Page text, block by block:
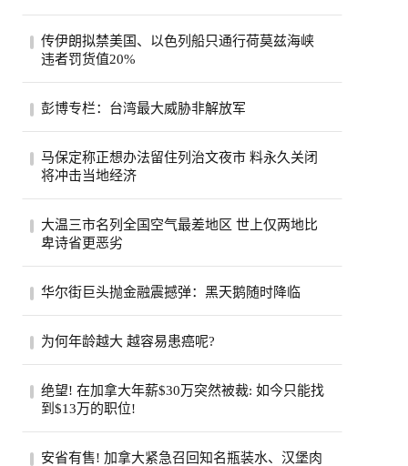
然把香港豪门圈炸开了锅。8月6日，有网友
在社...
传伊朗拟禁美国、以色列船只通行荷莫兹海峡
违者罚货值20%
半官方媒体法斯通讯社（Fars）引述一名议
彭博专栏：台湾最大威胁非解放军
台湾民众更该担心中共的认知作战。（美联
社）...
马保定称正想办法留住列治文夜市 料永久关闭
将冲击当地经济
脚点？列治文市官员们希望如此，他们担心
大温三市名列全国空气最差地区 世上仅两地比
卑诗省更恶劣
空气质素最恶劣地区之列。目前世上只有巴
华尔街巨头抛金融震撼弹：黑天鹅随时降临
开始拉响警报。摩根大通执行长戴蒙
为何年龄越大 越容易患癌呢?
友似乎变多了。五十岁的老张就是如此，原
本以...
绝望! 在加拿大年薪$30万突然被裁: 如今只能找
到$13万的职位!
（r/CanadaJobs）上，一篇关于薪资断崖式
安省有售! 加拿大紧急召回知名瓶装水、汉堡肉